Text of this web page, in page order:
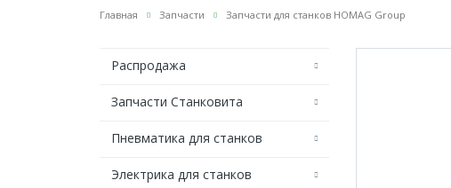
Главная Запчасти Запчасти для станков HOMAG Group
Распродажа
Запчасти Станковита
Пневматика для станков
Электрика для станков